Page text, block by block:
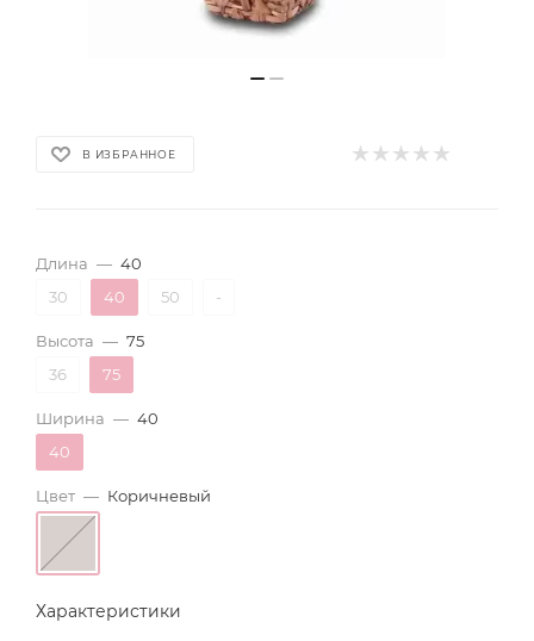
В ИЗБРАННОЕ
Длина — 40
30
40 50 -
Высота — 75
36
75
Ширина — 40
40
Цвет — Коричневый
Характеристики